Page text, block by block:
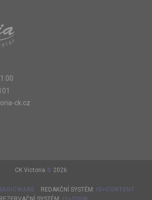
ck.cz
CK Victoria © 2026
REDAKČNÍ SYSTÉM:
IS>CONTENT